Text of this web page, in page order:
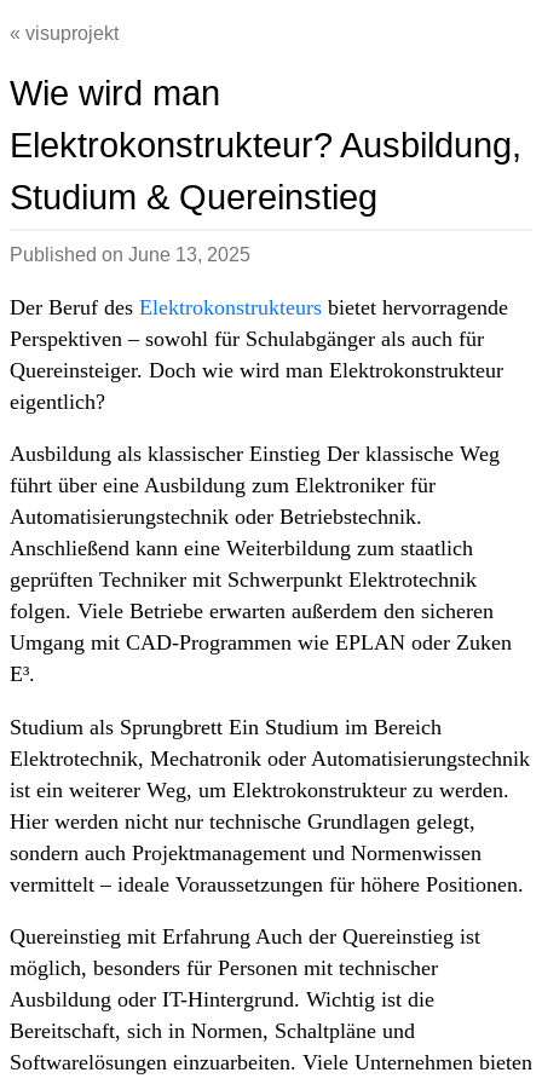
visuprojekt
Wie wird man
Elektrokonstrukteur? Ausbildung,
Studium & Quereinstieg
Published on June 13, 2025
Der Beruf des Elektrokonstrukteurs bietet hervorragende
Perspektiven – sowohl für Schulabgänger als auch für
Quereinsteiger. Doch wie wird man Elektrokonstrukteur
eigentlich?
Ausbildung als klassischer Einstieg Der klassische Weg
führt über eine Ausbildung zum Elektroniker für
Automatisierungstechnik oder Betriebstechnik.
Anschließend kann eine Weiterbildung zum staatlich
geprüften Techniker mit Schwerpunkt Elektrotechnik
folgen. Viele Betriebe erwarten außerdem den sicheren
Umgang mit CAD-Programmen wie EPLAN oder Zuken
E³.
Studium als Sprungbrett Ein Studium im Bereich
Elektrotechnik, Mechatronik oder Automatisierungstechnik
ist ein weiterer Weg, um Elektrokonstrukteur zu werden.
Hier werden nicht nur technische Grundlagen gelegt,
sondern auch Projektmanagement und Normenwissen
vermittelt – ideale Voraussetzungen für höhere Positionen.
Quereinstieg mit Erfahrung Auch der Quereinstieg ist
möglich, besonders für Personen mit technischer
Ausbildung oder IT-Hintergrund. Wichtig ist die
Bereitschaft, sich in Normen, Schaltpläne und
Softwarelösungen einzuarbeiten. Viele Unternehmen bieten